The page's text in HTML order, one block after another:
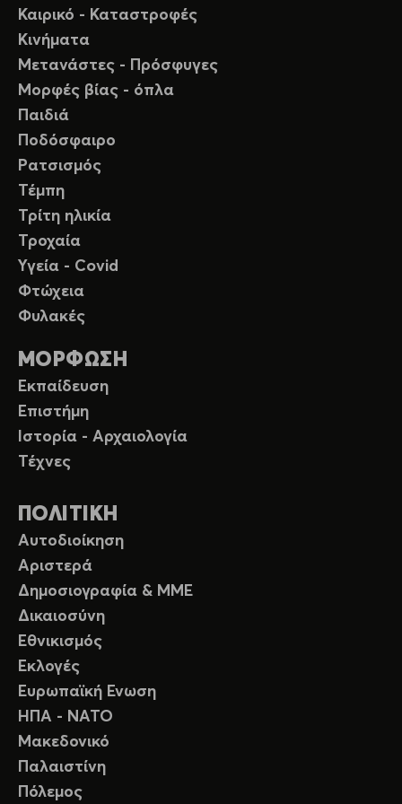
Καιρικό - Καταστροφές
Κινήματα
Μετανάστες - Πρόσφυγες
Μορφές βίας - όπλα
Παιδιά
Ποδόσφαιρο
Ρατσισμός
Τέμπη
Τρίτη ηλικία
Τροχαία
Υγεία - Covid
Φτώχεια
Φυλακές
ΜΟΡΦΩΣΗ
Εκπαίδευση
Επιστήμη
Ιστορία - Αρχαιολογία
Τέχνες
ΠΟΛΙΤΙΚΗ
Αυτοδιοίκηση
Αριστερά
Δημοσιογραφία & ΜΜΕ
Δικαιοσύνη
Εθνικισμός
Εκλογές
Ευρωπαϊκή Ενωση
ΗΠΑ - ΝΑΤΟ
Μακεδονικό
Παλαιστίνη
Πόλεμος